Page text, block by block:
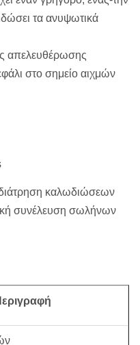
τα ανυψωτικά
απελευθέρωσης
στο σημείο αιχμών
καλωδιώσεων
συνέλευση σωλήνων